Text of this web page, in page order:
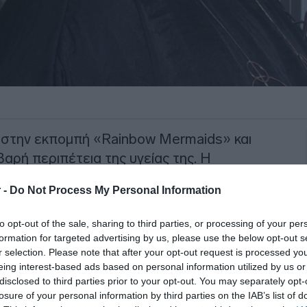
- Do Not Process My Personal Information
opt-out of the sale, sharing to third parties, or processing of your
for targeted advertising by us, please use the below opt-out
selection. Please note that after your opt-out request is processed
interest-based ads based on personal information utilized by us
to third parties prior to your opt-out. You may separately
of your personal information by third parties on the IAB’s list of
εκπομπή «Rainbow Mermaids» και
περιπέτεια της υγείας της. Η
που έμαθε για το πρόβλημα
χημειοθεραπείες που
της για την απώλεια των μαλλιών
φορά που φορούσε την περούκα της.